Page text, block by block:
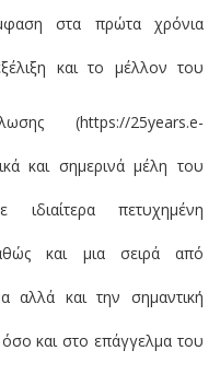
στα πρώτα χρόνια
και το μέλλον του
(https://25years.e-
και σημερινά μέλη του
ιδιαίτερα πετυχημένη
και μια σειρά από
αλλά και την σημαντική
και στο επάγγελμα του